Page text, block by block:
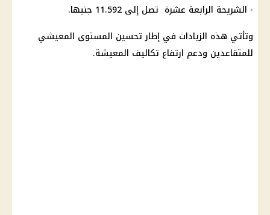
- الشريحة الرابعة عشرة تصل إلى 11.592 جنيها.
وتأتي هذه الزيادات في إطار تحسين المستوى المعيشي
للمتقاعدين ودعم ارتفاع تكاليف المعيشة.